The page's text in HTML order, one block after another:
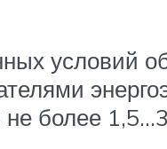
условий
более